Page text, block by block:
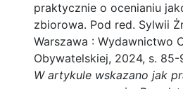
praktycznie o ocenianiu
zbiorowa. Pod red. Sylwii
Warszawa : Wydawnictwo
Obywatelskiej, 2024, s. 85-
W artykule wskazano jak